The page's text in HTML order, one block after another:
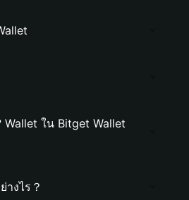
Wallet ใน Bitget Wallet
างไร？